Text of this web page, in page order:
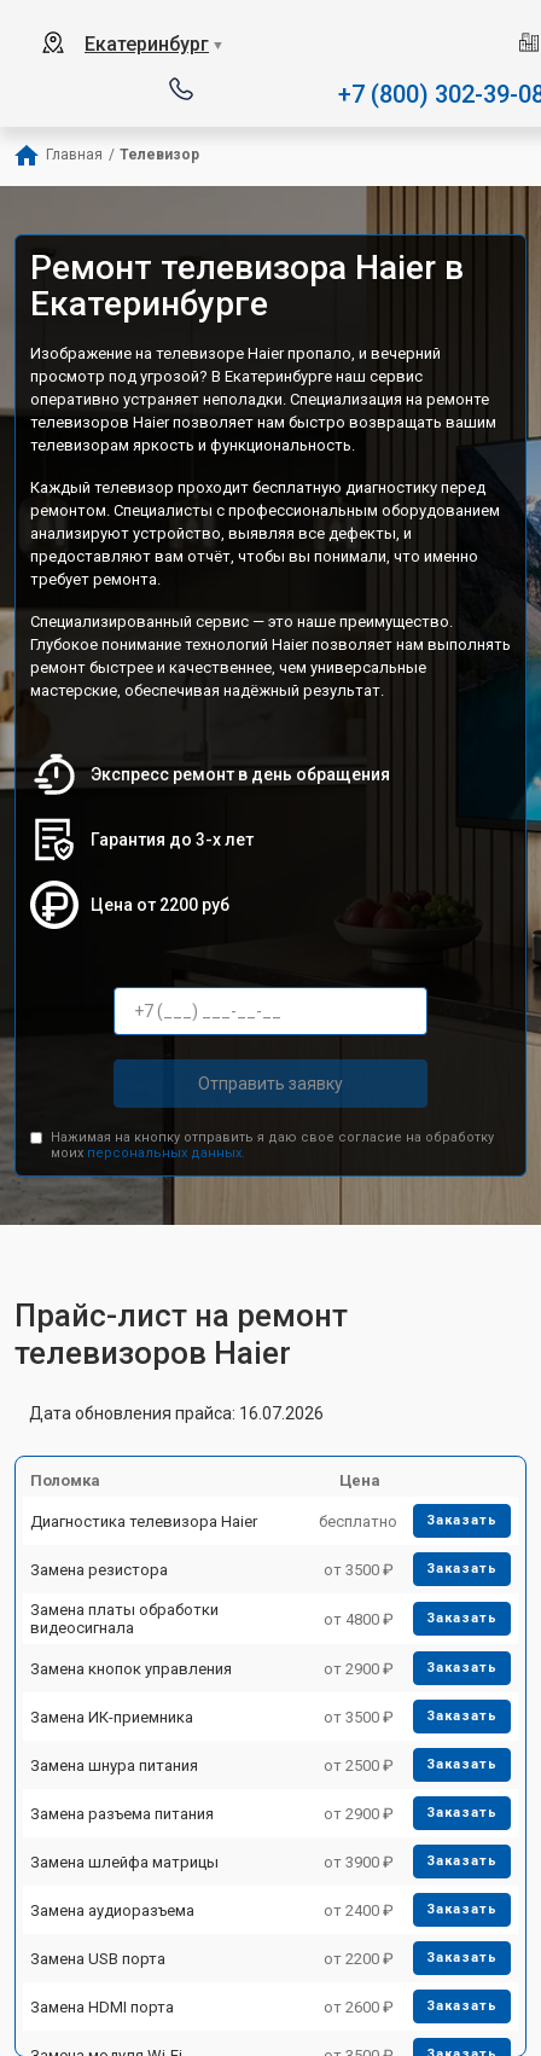
Екатеринбург ▼
+7 (800) 302-39-
Главная / Телевизор
Ремонт телевизора Haier в
Екатеринбурге
Изображение на телевизоре Haier пропало, и вечерний
просмотр под угрозой? В Екатеринбурге наш сервис
оперативно устраняет неполадки. Специализация на ремонте
телевизоров Haier позволяет нам быстро возвращать вашим
телевизорам яркость и функциональность.
Каждый телевизор проходит бесплатную диагностику перед
ремонтом. Специалисты с профессиональным оборудованием
анализируют устройство, выявляя все дефекты, и
предоставляют вам отчёт, чтобы вы понимали, что именно
требует ремонта.
Специализированный сервис — это наше преимущество.
Глубокое понимание технологий Haier позволяет нам выполнять
ремонт быстрее и качественнее, чем универсальные
мастерские, обеспечивая надёжный результат.
Экспресс ремонт в день обращения
Гарантия до 3-х лет
Цена от 2200 руб
Отправить заявку
Нажимая на кнопку отправить я даю свое согласие на обработку
моих персональных данных.
Прайс-лист на ремонт
телевизоров Haier
Дата обновления прайса: 16.07.2026
Поломка Цена
Диагностика телевизора Haier бесплатно Заказать
Замена резистора от 3500 ₽ Заказать
Замена платы обработки
видеосигнала
от 4800 ₽ Заказать
Замена кнопок управления от 2900 ₽ Заказать
Замена ИК-приемника от 3500 ₽ Заказать
Замена шнура питания от 2500 ₽ Заказать
Замена разъема питания от 2900 ₽ Заказать
Замена шлейфа матрицы от 3900 ₽ Заказать
Замена аудиоразъема от 2400 ₽ Заказать
Замена USB порта от 2200 ₽ Заказать
Замена HDMI порта от 2600 ₽ Заказать